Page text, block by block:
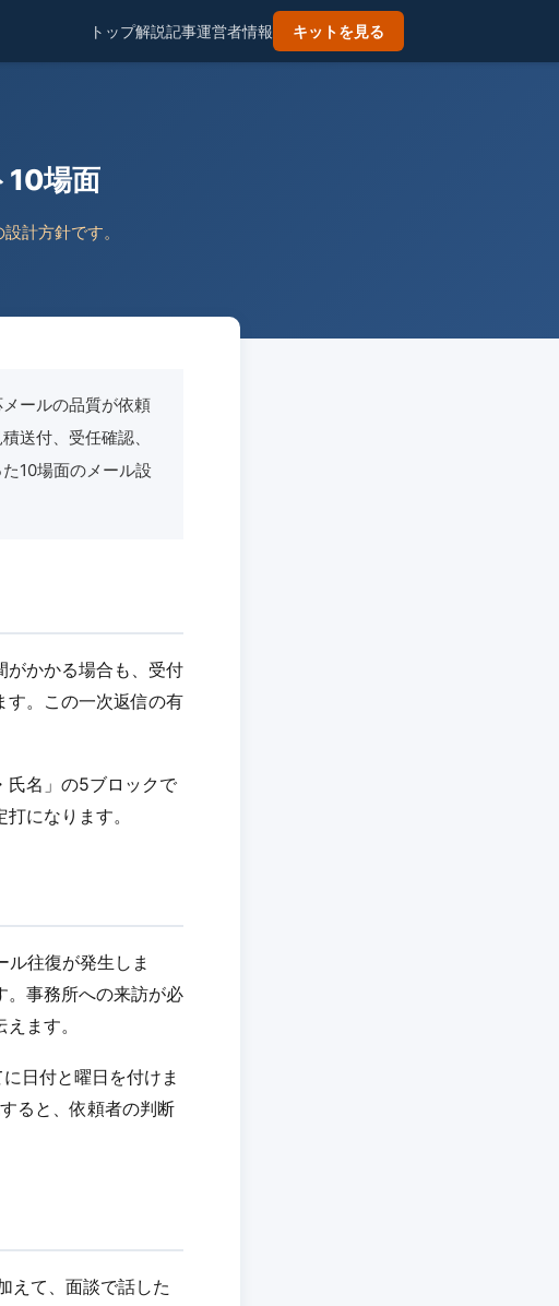
トップ解説記事運営者情報 キットを見る
10場面
計方針です。
ールの品質が依頼
送付、受任確認、
10場面のメール設
がかかる場合も、受付
す。この一次返信の有
氏名」の5ブロックで
になります。
往復が発生しま
。事務所への来訪が必
ます。
日付と曜日を付けま
ると、依頼者の判断
えて、面談で話した